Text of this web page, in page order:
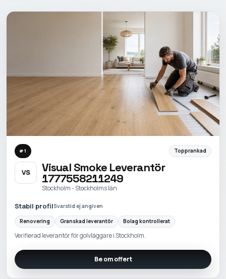
#1 Topprankad
VS Visual Smoke Leverantör
1777558211249
Stockholm - Stockholms län
Stabil profilSvarstid ej angiven
Renovering Granskad leverantör Bolag kontrollerat
Verifierad leverantör för golvläggare i Stockholm.
Be om offert